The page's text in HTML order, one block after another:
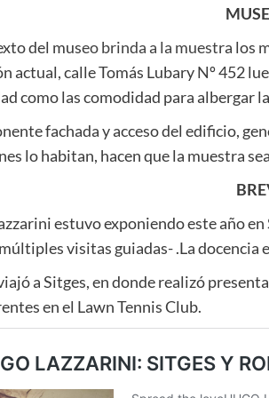
del museo brinda a la muestra los
actual, calleTomás Lubary Nº 452
como las comodidad para albergar
fachada y acceso del edificio,
lo habitan, hacen que la muestra
estuvo exponiendo este año
visitas guiadas- .La
a Sitges, en donde realizó
en el Lawn Tennis Club.